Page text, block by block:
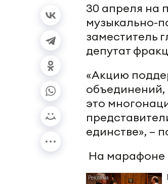
30 апреля на
музыкально-
заместитель
депутат
«Акцию
это
единстве», –
На марафоне